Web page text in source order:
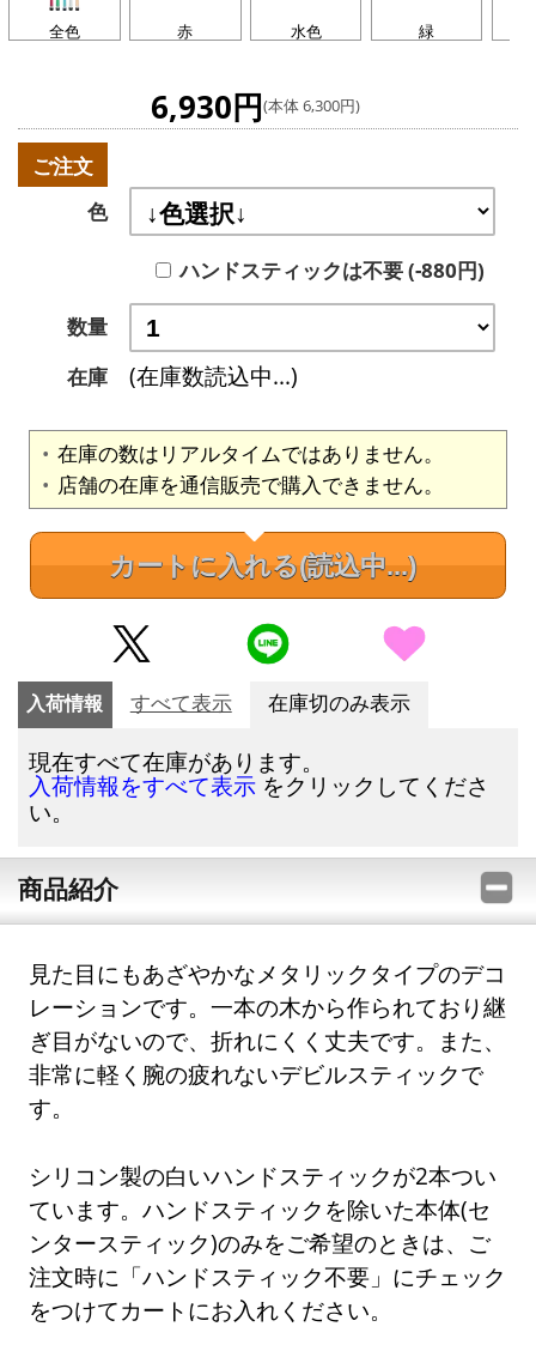
全色 赤 水色 緑
6,930円(本体 6,300円)
ご注文
色
ハンドスティックは不要 (-880円)
数量
在庫
(在庫数読込中...)
在庫の数はリアルタイムではありません。
店舗の在庫を通信販売で購入できません。
カートに入れる(読込中...)
入荷情報 すべて表示 在庫切のみ表示
現在すべて在庫があります。
入荷情報をすべて表示 をクリックしてくださ
い。
商品紹介
見た目にもあざやかなメタリックタイプのデコ
レーションです。一本の木から作られており継
ぎ目がないので、折れにくく丈夫です。また、
非常に軽く腕の疲れないデビルスティックで
す。
シリコン製の白いハンドスティックが2本つい
ています。ハンドスティックを除いた本体(セ
ンタースティック)のみをご希望のときは、ご
注文時に「ハンドスティック不要」にチェック
をつけてカートにお入れください。